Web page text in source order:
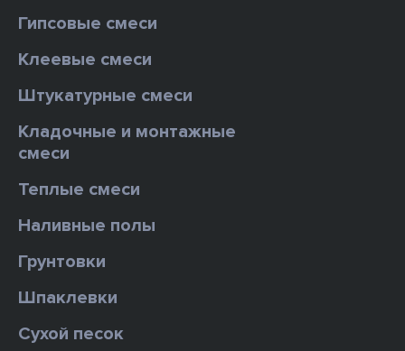
Гипсовые смеси
Клеевые смеси
Штукатурные смеси
Кладочные и монтажные
смеси
Теплые смеси
Наливные полы
Грунтовки
Шпаклевки
Сухой песок